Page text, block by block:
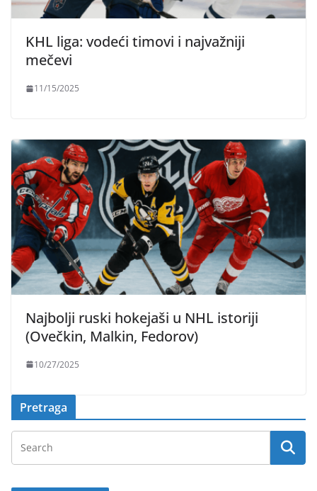
KHL liga: vodeći timovi i najvažniji
mečevi
11/15/2025
Najbolji ruski hokejaši u NHL istoriji
(Ovečkin, Malkin, Fedorov)
10/27/2025
Pretraga